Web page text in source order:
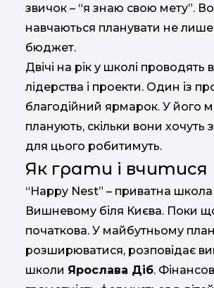
звичок – “я знаю свою мету”.
навчаються планувати не
бюджет.
Двічі на рік у школі проводять
лідерства і проекти. Один із
благодійний ярмарок. У його
планують, скільки вони хочуть
для цього робитимуть.
Як грати і вчитися
“Happy Nest” – приватна школа
Вишневому біля Києва. Поки
початкова. У майбутньому
розширюватися, розповідає
школи Ярослава Діб.